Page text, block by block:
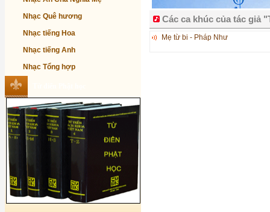
Nhạc Quê hương
Nhạc tiếng Hoa
Nhạc tiếng Anh
Nhạc Tổng hợp
Các ca khúc của tác giả
Mẹ từ bi - Pháp Như